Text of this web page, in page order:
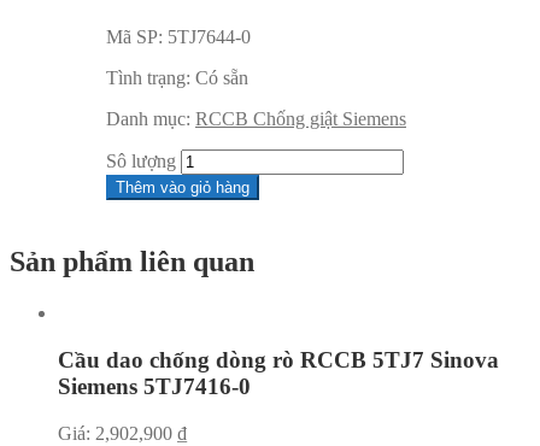
Mã SP: 5TJ7644-0
Tình trạng: Có sẵn
Danh mục: RCCB Chống giật Siemens
Sô lượng
Thêm vào giỏ hàng
Sản phẩm liên quan
Cầu dao chống dòng rò RCCB 5TJ7 Sinova
Siemens 5TJ7416-0
Giá: 2,902,900 ₫